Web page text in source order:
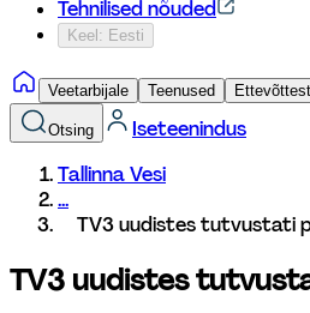
Tehnilised nõuded
Keel: Eesti
Veetarbijale Teenused Ettevõttest
Otsing
Iseteenindus
Tallinna Vesi
...
TV3 uudistes tutvustati
TV3 uudistes